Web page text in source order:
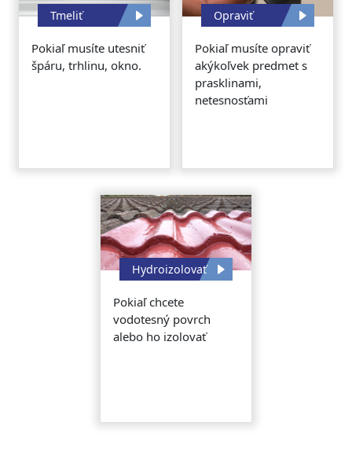
Tmeliť
Pokiaľ musíte utesniť
špáru, trhlinu, okno.
Opraviť
Pokiaľ musíte opraviť
akýkoľvek predmet s
prasklinami,
netesnosťami
Hydroizolovať
Pokiaľ chcete
vodotesný povrch
alebo ho izolovať